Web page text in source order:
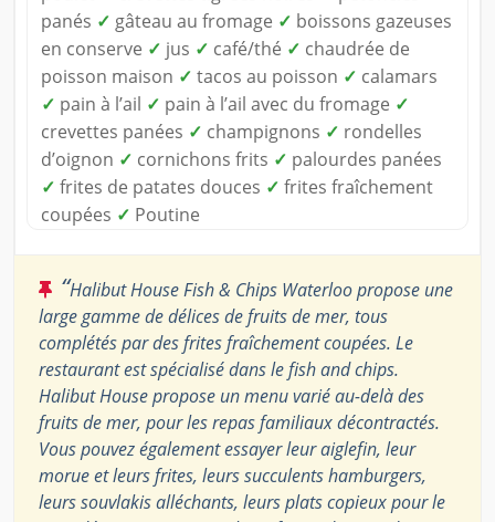
panés ✓ gâteau au fromage ✓ boissons gazeuses
en conserve ✓ jus ✓ café/thé ✓ chaudrée de
poisson maison ✓ tacos au poisson ✓ calamars
✓ pain à l’ail ✓ pain à l’ail avec du fromage ✓
crevettes panées ✓ champignons ✓ rondelles
d’oignon ✓ cornichons frits ✓ palourdes panées
✓ frites de patates douces ✓ frites fraîchement
coupées ✓ Poutine
“Halibut House Fish & Chips Waterloo propose une
large gamme de délices de fruits de mer, tous
complétés par des frites fraîchement coupées. Le
restaurant est spécialisé dans le fish and chips.
Halibut House propose un menu varié au-delà des
fruits de mer, pour les repas familiaux décontractés.
Vous pouvez également essayer leur aiglefin, leur
morue et leurs frites, leurs succulents hamburgers,
leurs souvlakis alléchants, leurs plats copieux pour le